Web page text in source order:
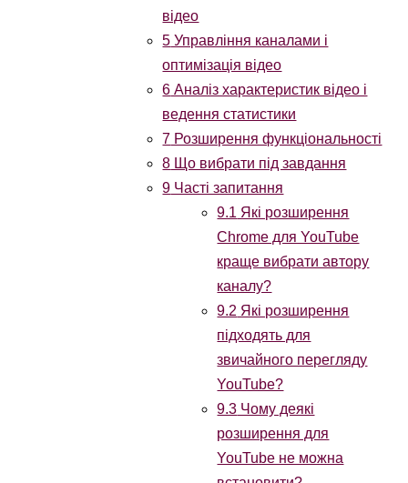
відео
5 Управління каналами і
оптимізація відео
6 Аналіз характеристик відео і
ведення статистики
7 Розширення функціональності
8 Що вибрати під завдання
9 Часті запитання
9.1 Які розширення
Chrome для YouTube
краще вибрати автору
каналу?
9.2 Які розширення
підходять для
звичайного перегляду
YouTube?
9.3 Чому деякі
розширення для
YouTube не можна